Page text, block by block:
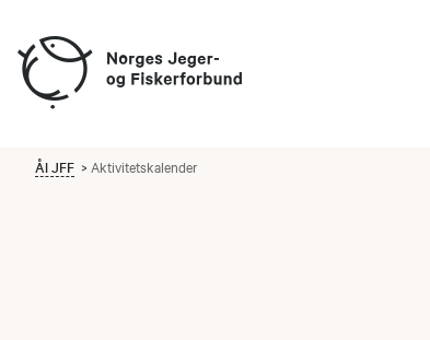
Ål JFF Aktivitetskalender